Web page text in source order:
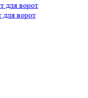
для ворот
ворот